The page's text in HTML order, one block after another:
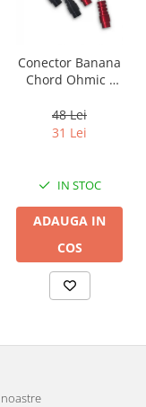
Conector Banana
Chord Ohmic -
48 Lei
31 Lei
IN STOC
ADAUGA IN
COS